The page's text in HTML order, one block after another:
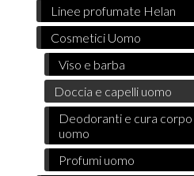
Linee profumate Helan
Cosmetici Uomo
Viso e barba
Doccia e capelli uomo
Deodoranti e cura corpo
uomo
Profumi uomo